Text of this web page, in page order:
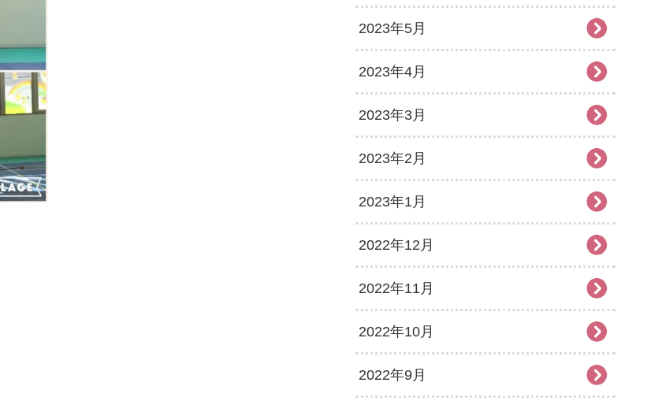
2023年5月
2023年4月
2023年3月
2023年2月
2023年1月
2022年12月
2022年11月
2022年10月
2022年9月